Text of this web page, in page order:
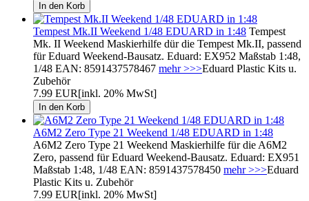
Tempest Mk.II Weekend 1/48 EDUARD in 1:48 Tempest
Mk. II Weekend Maskierhilfe dür die Tempest Mk.II, passend
für Eduard Weekend-Bausatz. Eduard: EX952 Maßstab 1:48,
1/48 EAN: 8591437578467 mehr >>>Eduard Plastic Kits u.
Zubehör
7.99 EUR[inkl. 20% MwSt]
A6M2 Zero Type 21 Weekend 1/48 EDUARD in 1:48
A6M2 Zero Type 21 Weekend Maskierhilfe für die A6M2
Zero, passend für Eduard Weekend-Bausatz. Eduard: EX951
Maßstab 1:48, 1/48 EAN: 8591437578450 mehr >>>Eduard
Plastic Kits u. Zubehör
7.99 EUR[inkl. 20% MwSt]